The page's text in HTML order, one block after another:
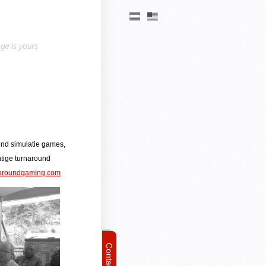
simulatie games,
turnaround